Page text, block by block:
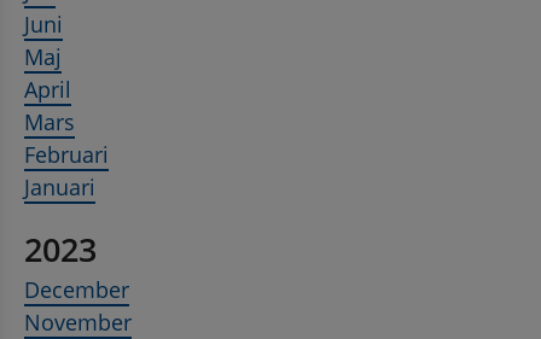
Juni
Maj
April
Mars
Februari
Januari
2023
December
November